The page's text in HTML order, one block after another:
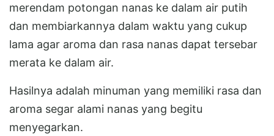
merendam potongan nanas ke dalam air putih
dan membiarkannya dalam waktu yang cukup
lama agar aroma dan rasa nanas dapat tersebar
merata ke dalam air.
Hasilnya adalah minuman yang memiliki rasa dan
aroma segar alami nanas yang begitu
menyegarkan.